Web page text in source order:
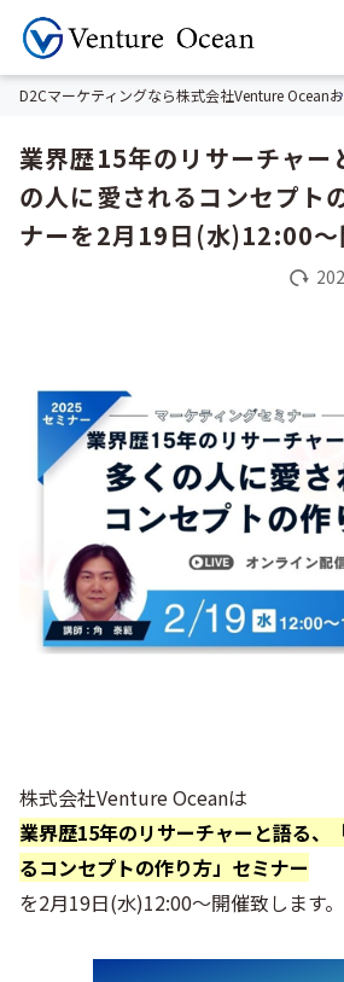
D2Cマーケティングなら株式会社Venture Ocean
業界歴15年のリサーチャー
の人に愛されるコンセプト
ナーを2月19日(水)12:00～
株式会社Venture Oceanは
業界歴15年のリサーチャーと語る、
るコンセプトの作り方」セミナー
を2月19日(水)12:00～開催致します。